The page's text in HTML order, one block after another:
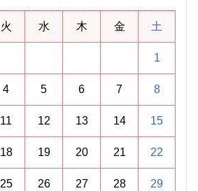
火 水 木 金 土
1
4 5 6 7 8
11 12 13 14 15
18 19 20 21 22
25 26 27 28 29